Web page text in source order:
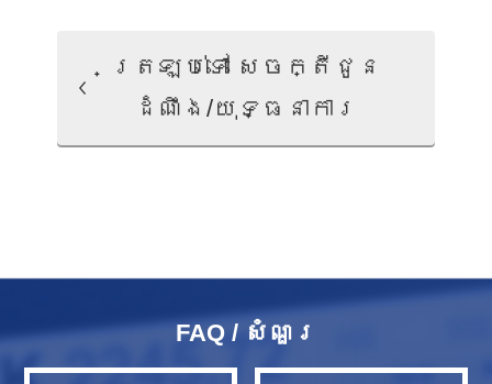
ត្រឡប់ទៅ សេចក្តីជូន
ដំណឹង/យុទ្ធនាការ
FAQ / សំណួរ​